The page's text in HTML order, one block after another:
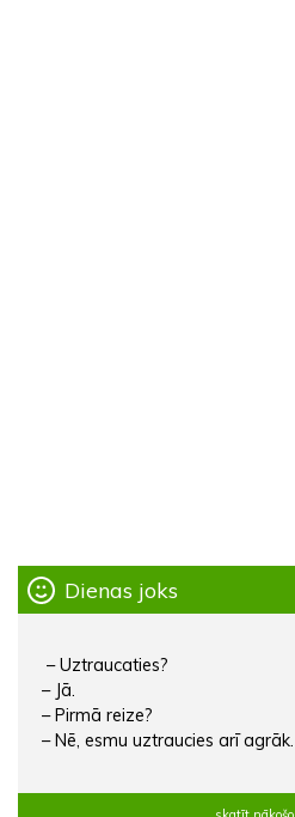
Dienas joks
– Uztraucaties?
– Jā.
– Pirmā reize?
– Nē, esmu uztraucies arī agrāk.